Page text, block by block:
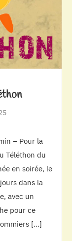
– Pour la
Téléthon du
en soirée, le
dans la
avec un
pour ce
[…]